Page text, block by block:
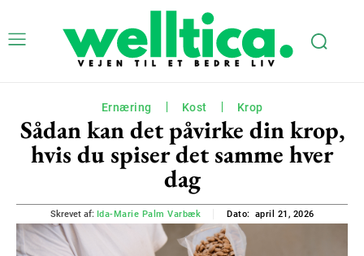
Ernæring Kost Krop
Sådan kan det påvirke din krop,
hvis du spiser det samme hver
dag
Skrevet af: Ida-Marie Palm Varbæk Dato: april 21, 2026